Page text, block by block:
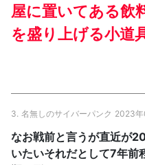
屋に置いてある飲
を盛り上げる小道
3. 名無しのサイバーパンク 2023
なお戦前と言うが直近が
いたいそれだとして7年前